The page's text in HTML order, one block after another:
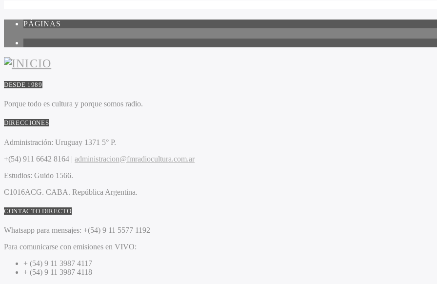
PÁGINAS
DESDE 1989
Porque todo es cultura y porque somos radio.
DIRECCIONES
Administración: Uruguay 1371 5° P.
+(54) 911 6642 8164 | administracion@fmradiocultura.com.ar
Estudios: Guido 1566.
C1016ACG. CABA. República Argentina.
CONTACTO DIRECTO
Whatsapp para mensajes: +(54) 9 11 5577 1192
Para comunicarse con emisiones en VIVO:
+ (54) 9 11 3987 4117
+ (54) 9 11 3987 4118